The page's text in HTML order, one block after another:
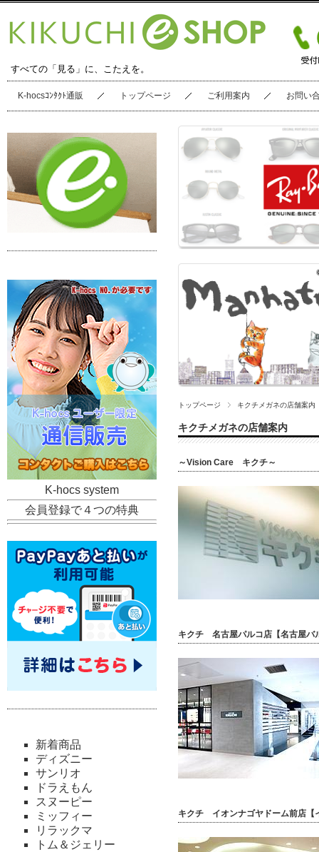
すべての「見る」に、こたえを。
K-hocsｺﾝﾀｸﾄ通販 トップページ ご利用案内 お問い
トップページ キクチメガネの店舗案内
キクチメガネの店舗案内
～Vision Care キクチ～
キクチ 名古屋パルコ店【名古屋バ
キクチ イオンナゴヤドーム前店【
K-hocs system
会員登録で４つの特典
新着商品
ディズニー
サンリオ
ドラえもん
スヌーピー
ミッフィー
リラックマ
トム＆ジェリー